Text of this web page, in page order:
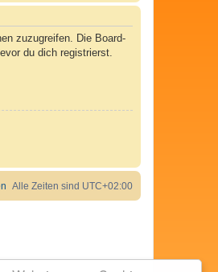
zuzugreifen. Die Board-
du dich registrierst.
Alle Zeiten sind UTC+02:00